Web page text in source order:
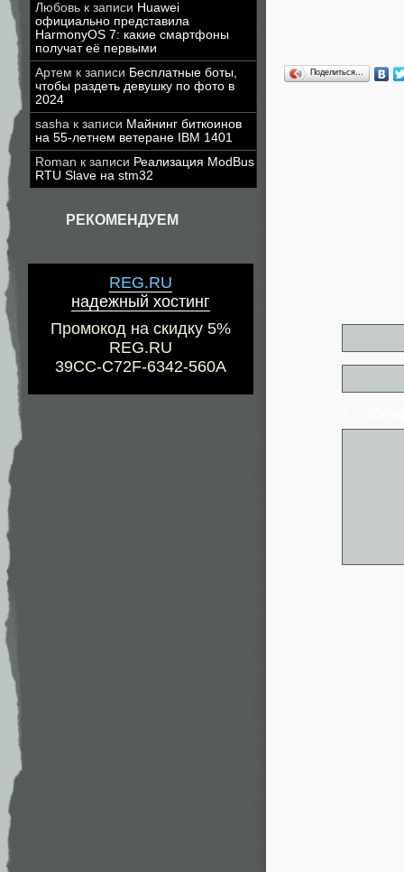
Любовь к записи Huawei
официально представила
HarmonyOS 7: какие смартфоны
получат её первыми
Артем к записи Бесплатные боты,
чтобы раздеть девушку по фото в
2024
sasha к записи Майнинг биткоинов
на 55-летнем ветеране IBM 1401
Roman к записи Реализация ModBus
RTU Slave на stm32
РЕКОМЕНДУЕМ
REG.RU
надежный хостинг
Промокод на скидку 5%
REG.RU
39CC-C72F-6342-560A
Поделиться…